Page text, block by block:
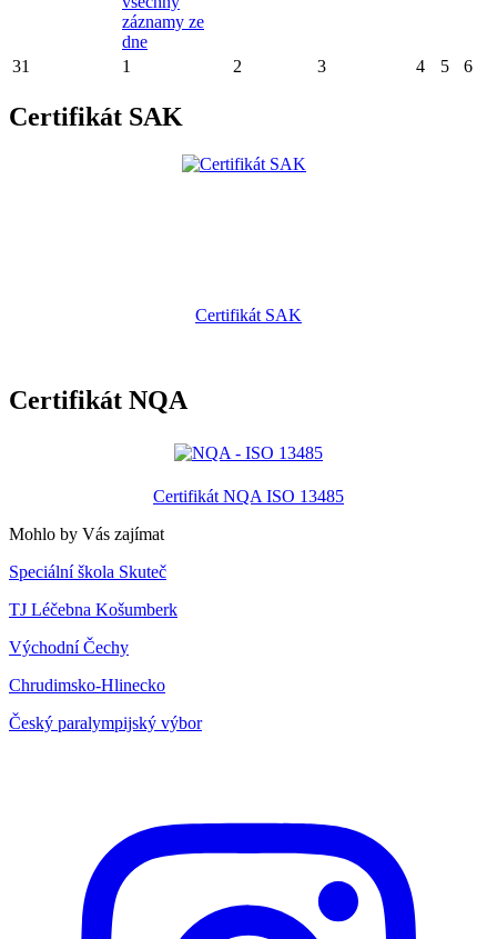
záznamy ze
dne
31 1 2 3 4 5 6
Certifikát SAK
Certifikát SAK
Certifikát NQA
Certifikát NQA ISO 13485
Mohlo by Vás zajímat
Speciální škola Skuteč
TJ Léčebna Košumberk
Východní Čechy
Chrudimsko-Hlinecko
Český paralympijský výbor